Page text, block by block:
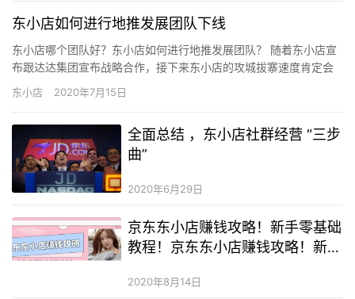
东小店如何进行地推发展团队下线
东小店哪个团队好？东小店如何进行地推发展团队？ 随着东小店宣
布跟达达集团宣布战略合作，接下来东小店的攻城拔寨速度肯定会
加快推进，其中线下争夺战肯定会愈发激烈，毕竟京东到家线下10
万…
东小店 2020年7月15日
全面总结 ，东小店社群经营 “三步
曲”
2020年6月29日
京东东小店赚钱攻略！新手零基础
教程！京东东小店赚钱攻略！新手
2020年8月14日